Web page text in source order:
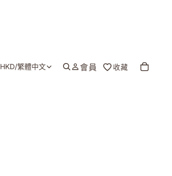
HKD 地區和語言選擇器
/繁體中文 會員 收藏